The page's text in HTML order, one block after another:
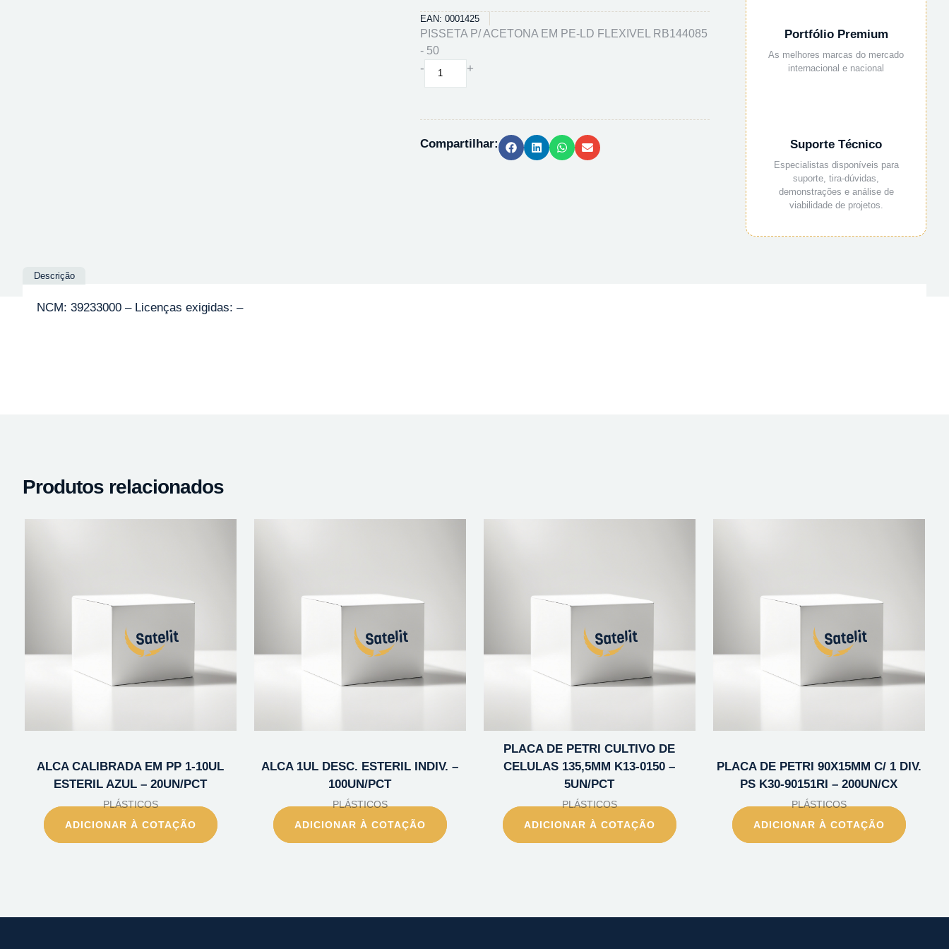
EAN: 0001425
PISSETA P/ ACETONA EM PE-LD FLEXIVEL RB144085
- 50
-
PISSETA
P/
EM
PE-
+
Compartilhar:
Portfólio Premium
As melhores marcas do mercado
internacional e nacional
Suporte Técnico
Especialistas disponíveis para
suporte, tira-dúvidas,
demonstrações e análise de
viabilidade de projetos.
Descrição
NCM: 39233000 – Licenças exigidas: –
Produtos relacionados
ALCA CALIBRADA EM PP 1-10UL
ESTERIL AZUL – 20UN/PCT
PLÁSTICOS
ADICIONAR À COTAÇÃO
ALCA 1UL DESC. ESTERIL INDIV. –
100UN/PCT
PLÁSTICOS
ADICIONAR À COTAÇÃO
PLACA DE PETRI CULTIVO DE
CELULAS 135,5MM K13-0150 –
5UN/PCT
PLÁSTICOS
ADICIONAR À COTAÇÃO
PLACA DE PETRI 90X15MM C/ 1 DIV.
PS K30-90151RI – 200UN/CX
PLÁSTICOS
ADICIONAR À COTAÇÃO